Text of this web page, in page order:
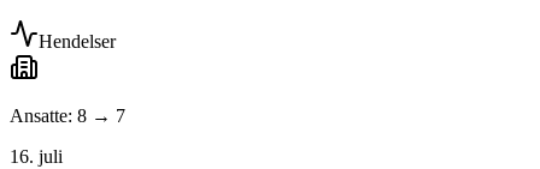
Hendelser
Ansatte: 8 → 7
16. juli